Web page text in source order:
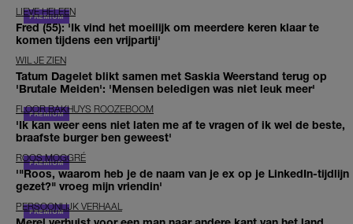
LIEVE HELEEN
Fred (55): 'Ik vind het moeilijk om meerdere keren klaar te
komen tijdens een vrijpartij'
WIL JE ZIEN
Tatum Dagelet blikt samen met Saskia Weerstand terug op
'Brutale Meiden': 'Mensen beledigen was niet leuk meer'
FLOOR BAKHUYS ROOZEBOOM
'Ik kan weer eens niet laten me af te vragen of ik wel de beste,
braafste burger ben geweest'
ROOS MOGGRÉ
'"Roos, waarom heb je de naam van je ex op je LinkedIn-tijdlijn
gezet?" vroeg mijn vriendin'
PERSOONLIJK VERHAAL